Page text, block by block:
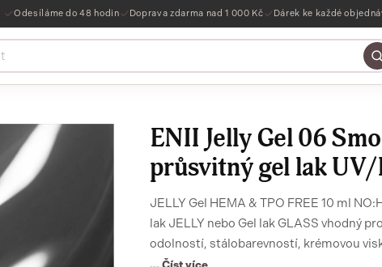
Odesíláme do 48 hodin Doprava zdarma nad 1 000 Kč Dárek ke každé
ENII Jelly Gel 06
průsvitný gel lak
JELLY Gel HEMA & TPO FREE 10 ml NO:HEMA & TPO profesionální / domácí použití – Gel
lak JELLY nebo Gel lak GLASS vhodný
odolností, stálobarevností, krémovou
22FREE netoxickém složení s minerály,